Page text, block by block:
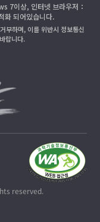
7이상, 인터넷 브라우저：
화 되어있습니다.
부하며, 이를 위반시 정보통신
랍니다.
reserved.